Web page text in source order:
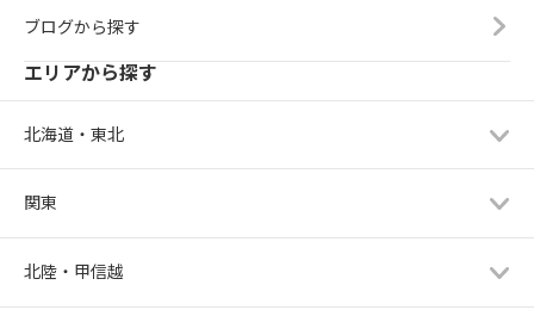
ブログから探す
エリアから探す
北海道・東北
関東
北陸・甲信越